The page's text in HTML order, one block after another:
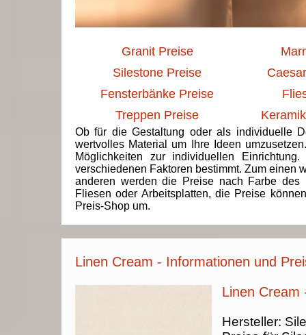
Granit Preise
Silestone Preise
Fensterbänke Preise
Treppen Preise
Ob für die Gestaltung oder als individuelle
wertvolles Material um Ihre Ideen
Möglichkeiten zur individuellen
verschiedenen Faktoren bestimmt. Zum einen
anderen werden die Preise nach Farbe des
Fliesen oder Arbeitsplatten, die Preise
Preis-Shop um.
Linen Cream - Informationen und
Linen Cream
Hersteller: